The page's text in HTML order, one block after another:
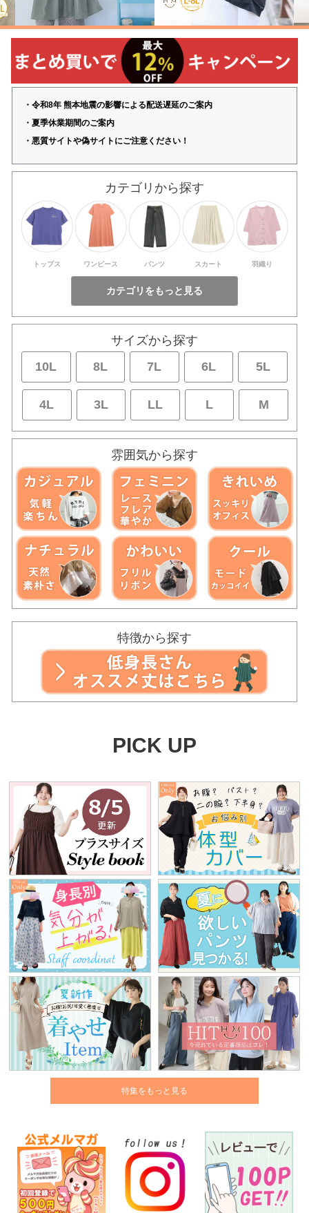
・令和8年 熊本地震の影響による配送遅延のご案内
・夏季休業期間のご案内
・悪質サイトや偽サイトにご注意ください！
カテゴリから探す
トップス ワンピース パンツ スカート 羽織り
サイズから探す
10L
8L 7L 6L 5L
4L 3L LL L M
雰囲気から探す
特徴から探す
PICK UP
特集をもっと見る